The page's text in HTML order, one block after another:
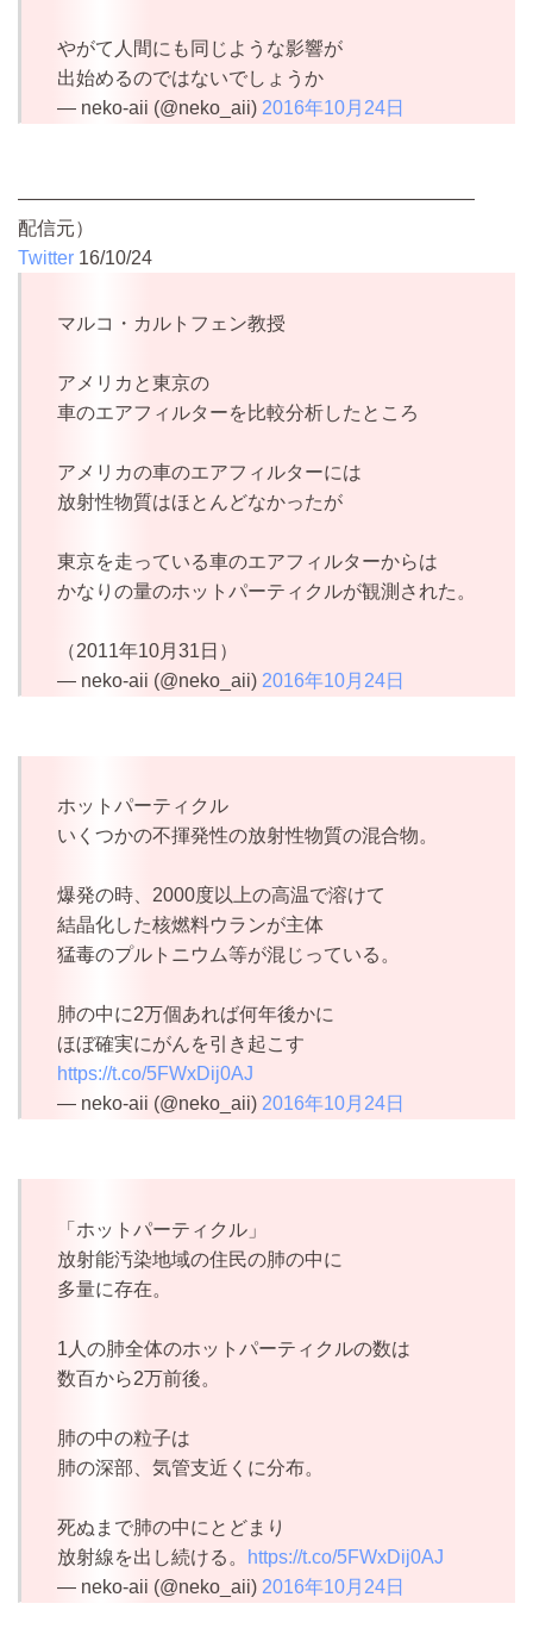
やがて人間にも同じような影響が
出始めるのではないでしょうか
— neko-aii (@neko_aii) 2016年10月24日
――――――――――――――――――――――――
配信元）
Twitter 16/10/24
マルコ・カルトフェン教授
アメリカと東京の
車のエアフィルターを比較分析したところ
アメリカの車のエアフィルターには
放射性物質はほとんどなかったが
東京を走っている車のエアフィルターからは
かなりの量のホットパーティクルが観測された。
（2011年10月31日）
— neko-aii (@neko_aii) 2016年10月24日
ホットパーティクル
いくつかの不揮発性の放射性物質の混合物。
爆発の時、2000度以上の高温で溶けて
結晶化した核燃料ウランが主体
猛毒のプルトニウム等が混じっている。
肺の中に2万個あれば何年後かに
ほぼ確実にがんを引き起こす
https://t.co/5FWxDij0AJ
— neko-aii (@neko_aii) 2016年10月24日
「ホットパーティクル」
放射能汚染地域の住民の肺の中に
多量に存在。
1人の肺全体のホットパーティクルの数は
数百から2万前後。
肺の中の粒子は
肺の深部、気管支近くに分布。
死ぬまで肺の中にとどまり
放射線を出し続ける。
https://t.co/5FWxDij0AJ
— neko-aii (@neko_aii) 2016年10月24日